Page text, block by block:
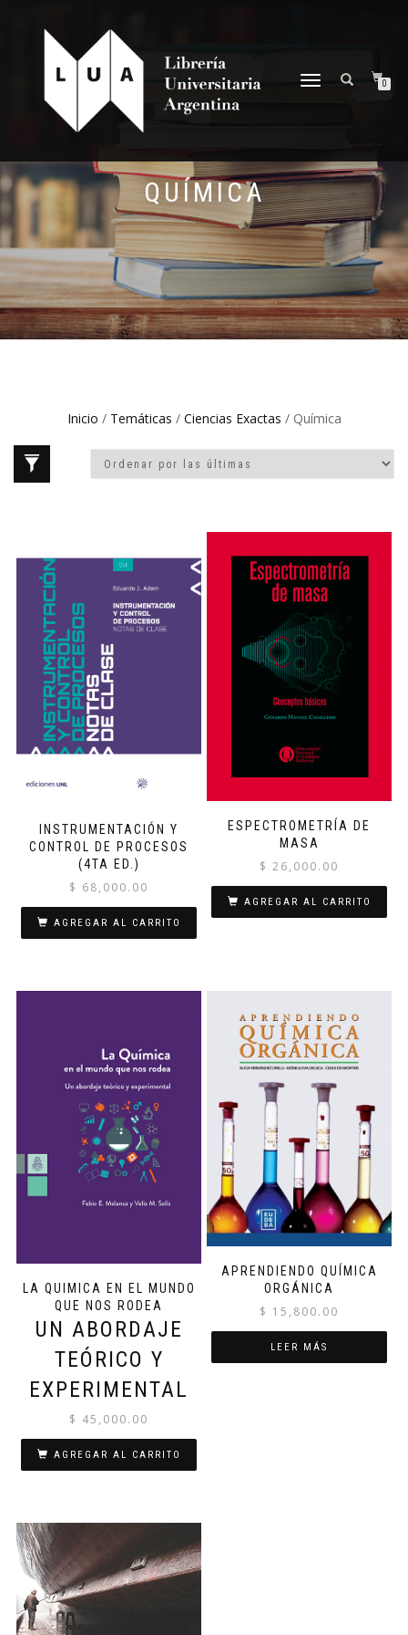
NAVEGACIÓN
0
QUÍMICA
Inicio / Temáticas / Ciencias Exactas / Química
INSTRUMENTACIÓN Y
CONTROL DE PROCESOS
(4TA ED.)
$ 68,000.00
AGREGAR AL CARRITO
ESPECTROMETRÍA DE
MASA
$ 26,000.00
AGREGAR AL CARRITO
LA QUIMICA EN EL MUNDO
QUE NOS RODEA
UN ABORDAJE
TEÓRICO Y
EXPERIMENTAL
$ 45,000.00
AGREGAR AL CARRITO
APRENDIENDO QUÍMICA
ORGÁNICA
$ 15,800.00
LEER MÁS